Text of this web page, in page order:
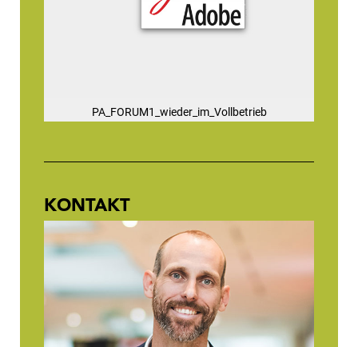
PA_FORUM1_wieder_im_Vollbetrieb
KONTAKT